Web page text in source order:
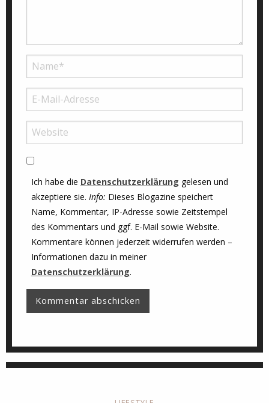
Ich habe die Datenschutzerklärung gelesen und
akzeptiere sie. Info: Dieses Blogazine speichert
Name, Kommentar, IP-Adresse sowie Zeitstempel
des Kommentars und ggf. E-Mail sowie Website.
Kommentare können jederzeit widerrufen werden –
Informationen dazu in meiner
Datenschutzerklärung.